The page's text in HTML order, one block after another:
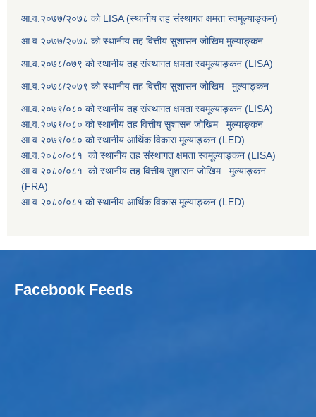
आ.व.२०७७/२०७८ को LISA (स्थानीय तह संस्थागत क्षमता स्वमूल्याङ्कन)
आ.व.२०७७/२०७८ को स्थानीय तह वित्तीय सुशासन जोखिम मुल्याङ्कन
आ.व.२०७८/०७९ को स्थानीय तह संस्थागत क्षमता स्वमूल्याङ्कन (LISA)
आ.व.२०७८/२०७९ को स्थानीय तह वित्तीय सुशासन जोखिम मुल्याङ्कन
आ.व.२०७९/०८० को स्थानीय तह संस्थागत क्षमता स्वमूल्याङ्कन (LISA)
आ.व.२०७९/०८० को स्थानीय तह वित्तीय सुशासन जोखिम मुल्याङ्कन
आ.व.२०७९/०८० को स्थानीय आर्थिक विकास मूल्याङ्कन (LED)
आ.व.२०८०/०८१ को स्थानीय तह संस्थागत क्षमता स्वमूल्याङ्कन (LISA)
आ.व.२०८०/०८१ को स्थानीय तह वित्तीय सुशासन जोखिम मुल्याङ्कन
(FRA)
आ.व.२०८०/०८१ को स्थानीय आर्थिक विकास मूल्याङ्कन (LED)
Facebook Feeds